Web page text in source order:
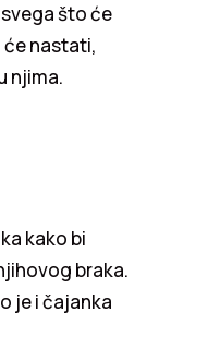
što će
nastati,
njima.
kako bi
braka.
je i čajanka